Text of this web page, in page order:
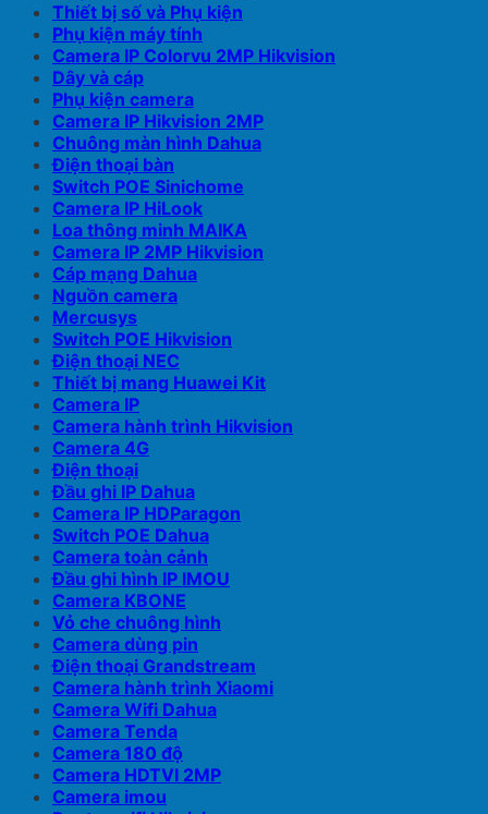
Thiết bị số và Phụ kiện
Phụ kiện máy tính
Camera IP Colorvu 2MP Hikvision
Dây và cáp
Phụ kiện camera
Camera IP Hikvision 2MP
Chuông màn hình Dahua
Điện thoại bàn
Switch POE Sinichome
Camera IP HiLook
Loa thông minh MAIKA
Camera IP 2MP Hikvision
Cáp mạng Dahua
Nguồn camera
Mercusys
Switch POE Hikvision
Điện thoại NEC
Thiết bị mang Huawei Kit
Camera IP
Camera hành trình Hikvision
Camera 4G
Điện thoại
Đầu ghi IP Dahua
Camera IP HDParagon
Switch POE Dahua
Camera toàn cảnh
Đầu ghi hình IP IMOU
Camera KBONE
Vỏ che chuông hình
Camera dùng pin
Điện thoại Grandstream
Camera hành trình Xiaomi
Camera Wifi Dahua
Camera Tenda
Camera 180 độ
Camera HDTVI 2MP
Camera imou